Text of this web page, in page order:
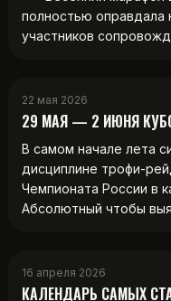
полностью оправдала
участников
22 мая 2026
29 МАЯ — 2 ИЮНЯ
В самом начале лета
дисциплине трофи-
Чемпионата России в
Абсолютный чтобы
16 апреля 2026
КАЛЕНДАРЬ САМЫХ